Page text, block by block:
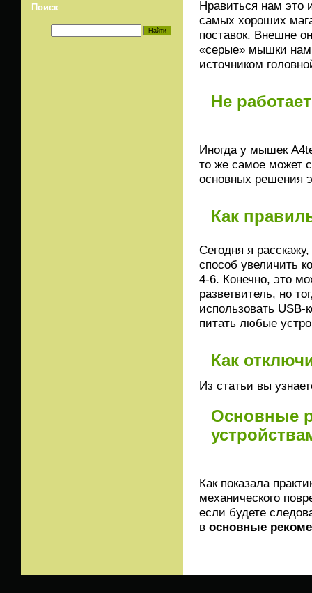
Поиск
Нравиться нам это
самых хороших
поставок. Внешне
«серые» мышки
источником
Не
Иногда у мышек
то же самое может
основных решения
Как
Сегодня я расскажу,
способ увеличить
4-6. Конечно, это
разветвитель, но
использовать
питать любые
Как
Из статьи вы
Основные
Как показала
механического
если будете
в основные